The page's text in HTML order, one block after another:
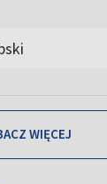
WIĘCEJ